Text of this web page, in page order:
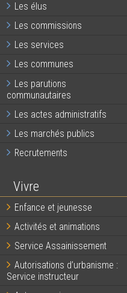
Les élus
Les commissions
Les services
Les communes
Les parutions
communautaires
Les actes administratifs
Les marchés publics
Recrutements
Vivre
Enfance et jeunesse
Activités et animations
Service Assainissement
Autorisations d’urbanisme :
Service instructeur